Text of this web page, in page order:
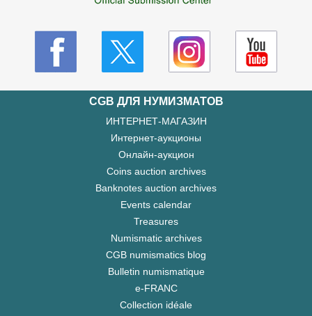
CGB ДЛЯ НУМИЗМАТОВ
ИНТЕРНЕТ-МАГАЗИН
Интернет-аукционы
Онлайн-аукцион
Coins auction archives
Banknotes auction archives
Events calendar
Treasures
Numismatic archives
CGB numismatics blog
Bulletin numismatique
e-FRANC
Collection idéale